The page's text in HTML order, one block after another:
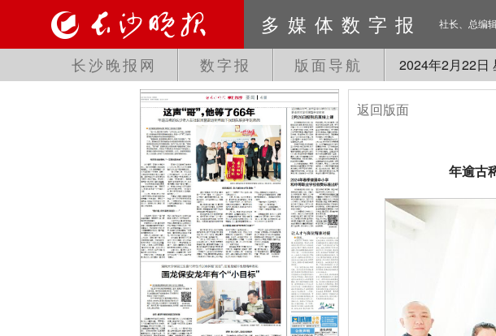
多媒体数字报 社长、总编
长沙晚报网 数字报 版面导航 2024年2月22日
返回版面
年逾古